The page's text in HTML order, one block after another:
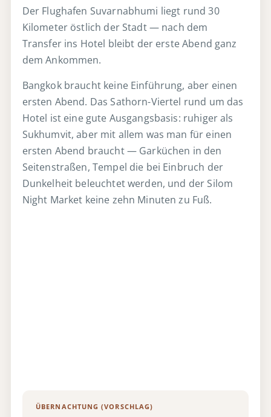
Der Flughafen Suvarnabhumi liegt rund 30
Kilometer östlich der Stadt — nach dem
Transfer ins Hotel bleibt der erste Abend ganz
dem Ankommen.
Bangkok braucht keine Einführung, aber einen
ersten Abend. Das Sathorn-Viertel rund um das
Hotel ist eine gute Ausgangsbasis: ruhiger als
Sukhumvit, aber mit allem was man für einen
ersten Abend braucht — Garküchen in den
Seitenstraßen, Tempel die bei Einbruch der
Dunkelheit beleuchtet werden, und der Silom
Night Market keine zehn Minuten zu Fuß.
ÜBERNACHTUNG (VORSCHLAG)